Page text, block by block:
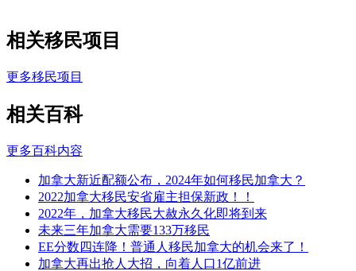
相关移民项目
更多移民项目
相关百科
更多百科内容
加拿大新近配额公布，2024年如何移民加拿大？
2022加拿大移民安省雇主担保新政！！
2022年，加拿大移民大赦永久化即将到来
未来三年加拿大需要133万移民
EE分数四连降！普通人移民加拿大的机会来了！
加拿大再出抢人大招，向着人口1亿前进